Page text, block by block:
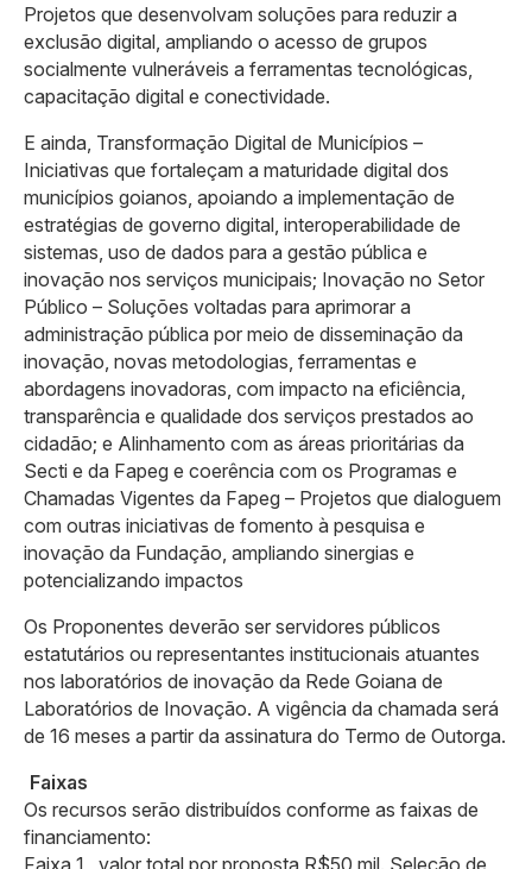
Projetos que desenvolvam soluções para reduzir a
exclusão digital, ampliando o acesso de grupos
socialmente vulneráveis a ferramentas tecnológicas,
capacitação digital e conectividade.
E ainda, Transformação Digital de Municípios –
Iniciativas que fortaleçam a maturidade digital dos
municípios goianos, apoiando a implementação de
estratégias de governo digital, interoperabilidade de
sistemas, uso de dados para a gestão pública e
inovação nos serviços municipais; Inovação no Setor
Público – Soluções voltadas para aprimorar a
administração pública por meio de disseminação da
inovação, novas metodologias, ferramentas e
abordagens inovadoras, com impacto na eficiência,
transparência e qualidade dos serviços prestados ao
cidadão; e Alinhamento com as áreas prioritárias da
Secti e da Fapeg e coerência com os Programas e
Chamadas Vigentes da Fapeg – Projetos que dialoguem
com outras iniciativas de fomento à pesquisa e
inovação da Fundação, ampliando sinergias e
potencializando impactos
Os Proponentes deverão ser servidores públicos
estatutários ou representantes institucionais atuantes
nos laboratórios de inovação da Rede Goiana de
Laboratórios de Inovação. A vigência da chamada será
de 16 meses a partir da assinatura do Termo de Outorga.
Faixas
Os recursos serão distribuídos conforme as faixas de
financiamento:
Faixa 1 , valor total por proposta R$50 mil. Seleção de